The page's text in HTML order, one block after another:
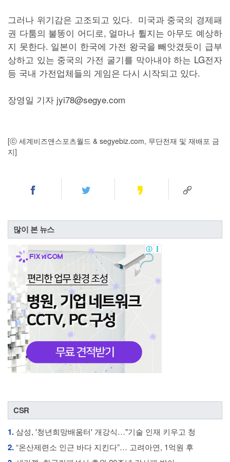
그러나 위기감은 고조되고 있다. 미국과 중국의 경제패
권 다툼의 불똥이 어디로, 얼마나 튈지는 아무도 예상하
지 못한다. 일본이 한국에 가전 왕국을 빼앗겼듯이 급부
상하고 있는 중국의 가전 굴기를 막아내야 하는 LG전자
등 국내 가전업체들의 게임은 다시 시작되고 있다.
장영일 기자 jyi78@segye.com
[ⓒ 세계비즈앤스포츠월드 & segyebiz.com, 무단전재 및 재배포 금
지]
많이 본 뉴스
CSR
1.삼성, '청년희망배움터' 개강식…"기술 인재 키우고 청
2.“온산제련소 인근 바다 지킨다”… 고려아연, 1억원 후